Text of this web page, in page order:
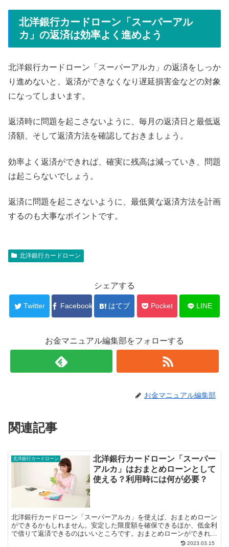
北洋銀行カードローン「スーパーアル
カ」の返済は効率よく進めよう
北洋銀行カードローン「スーパーアルカ」の返済をしっか
り進めないと、返済ができなくなり遅延損害金などの対象
になってしまいます。
返済時に問題を起こさないように、毎月の返済日と最低返
済額、そして返済方法を確認しておきましょう。
効率よく返済ができれば、確実に残高は減っていき、問題
は起こらないでしょう。
返済に問題を起こさないように、最低黄な返済方法を計画
するのも大事なポイントです。
北洋銀行カードローン
シェアする
Twitter Facebook はてブ Pocket LINE
お金マニュアル編集部をフォローする
お金マニュアル編集部
関連記事
北洋銀行カードローン
北洋銀行カードローン「スーパー
アルカ」はおまとめローンとして
使える？利用時には何が必要？
北洋銀行カードローン「スーパーアルカ」を使えば、おまとめローン
ができるかもしれません。安定した限度額を確保できるほか、低金利
で借りて返済できるのはいいところです。おまとめローンができれ
2023.03.15